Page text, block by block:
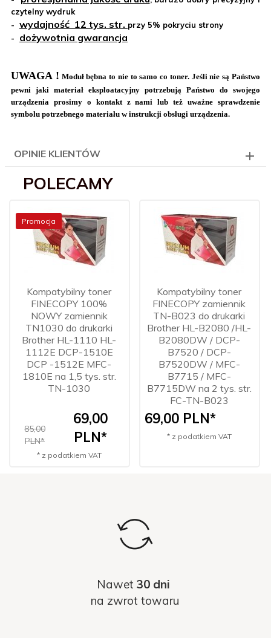
czytelny wydruk
- wydajność 12 tys. str. przy 5% pokryciu strony
- dożywotnia gwarancja
UWAGA ! Moduł bębna to nie to samo co toner. Jeśli nie są Państwo
pewni jaki materiał eksploatacyjny potrzebują Państwo do swojego
urządzenia prosimy o kontakt z nami lub też uważne sprawdzenie
symbolu potrzebnego materiału w instrukcji obsługi urządzenia.
OPINIE KLIENTÓW
POLECAMY
Promocja
Kompatybilny toner
FINECOPY 100%
NOWY zamiennik
TN1030 do drukarki
Brother HL-1110 HL-
1112E DCP-1510E
DCP -1512E MFC-
1810E na 1,5 tys. str.
TN-1030
85,00
PLN*
69,00
PLN*
* z podatkiem VAT
Kompatybilny toner
FINECOPY zamiennik
TN-B023 do drukarki
Brother HL-B2080 /HL-
B2080DW / DCP-
B7520 / DCP-
B7520DW / MFC-
B7715 / MFC-
B7715DW na 2 tys. str.
FC-TN-B023
69,00 PLN*
* z podatkiem VAT
Nawet 30 dni
na zwrot towaru